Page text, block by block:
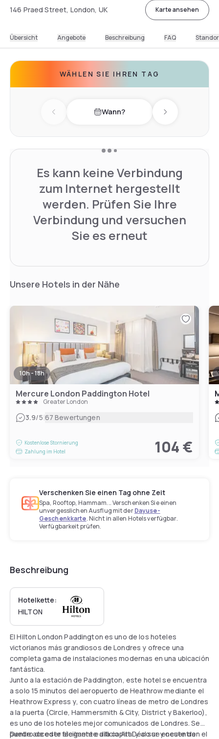
146 Praed Street, London, UK Karte ansehen
Übersicht Angebote Beschreibung FAQ
WÄHLEN SIE IHREN TAG
Previous day Wann? Next day
Es kann keine Verbindung
zum Internet hergestellt
werden. Prüfen Sie Ihre
Verbindung und versuchen
Sie es erneut
Unsere Hotels in der Nähe
10h - 18h
Mercure London Paddington Hotel
Greater London
3.9/5|67 Bewertungen
Kostenlose Stornierung
Zahlung im Hotel
104 €
Verschenken Sie einen Tag ohne Zeit
Spa, Rooftop, Hammam... Verschenken Sie einen
unvergesslichen Ausflug mit derDayuse-
Geschenkkarte. Nicht in allen Hotels verfügbar.
Verfügbarkeit prüfen.
Beschreibung
Hotelkette:
HILTON
El Hilton London Paddington es uno de los hoteles
victorianos más grandiosos de Londres y ofrece una
completa gama de instalaciones modernas en una ubicación
fantástica.
Junto a la estación de Paddington, este hotel se encuentra
a solo 15 minutos del aeropuerto de Heathrow mediante el
Heathrow Express y, con cuatro líneas de metro de Londres
a la puerta (Circle, Hammersmith & City, District y Bakerloo),
es uno de los hoteles mejor comunicados de Londres. Se
puede acceder fácilmente a la capital y al sur y oeste de
Dentro de este elegante edificio Art Déco se encuentran el